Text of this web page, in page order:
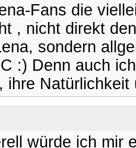
Fans die
, nicht direkt
sondern
:) Denn auch
ihre
würde ich mir